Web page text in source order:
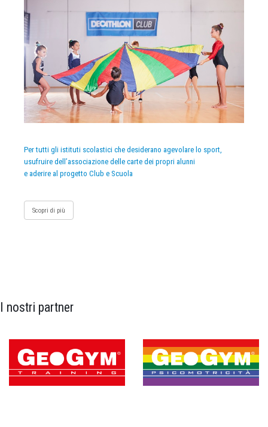
Per tutti gli istituti scolastici che desiderano agevolare lo sport,
usufruire dell’associazione delle carte dei propri alunni
e aderire al progetto Club e Scuola
Scopri di più
I nostri partner